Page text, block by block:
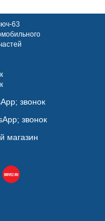
63
звонок
звонок
магазин